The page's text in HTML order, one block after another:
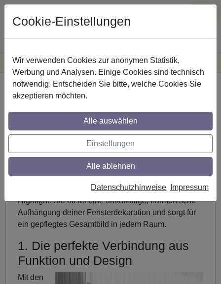
VersandkostenfreieLieferung innerhalb Deutschlands
Sichere Zahlung
Flexibel. Stilvoll. Universell
– Die neue
Innenlaufstange Siteno für
jedes Wohnambiente
Die Innenlaufstange Siteno ist nicht nur ein
praktisches, sondern auch ein ästhetisches
Highlight: Sie bietet eine unauffällige, harmonische
Aufhängung deiner Fensterdekoration und sorgt für
ein gepflegtes Gesamtbild in jedem Raum.
1. Die perfekte Verbindung aus
Funktion und Design
Mit den
Cookie-Einstellungen
Wir verwenden Cookies zur anonymen Statistik,
Werbung und Analysen. Einige Cookies sind technisch
notwendig. Entscheiden Sie bitte, welche Cookies Sie
akzeptieren möchten.
Alle auswählen
Einstellungen
Alle ablehnen
Datenschutzhinweise Impressum